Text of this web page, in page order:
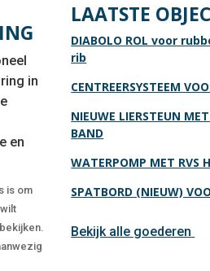
in
en
is om
LAATSTE
DIABOLO ROL voor
rib
CENTREERSYSTEEM
NIEUWE LIERSTEUN
BAND
WATERPOMP MET RVS
SPATBORD (NIEUW)
Bekijk alle goederen